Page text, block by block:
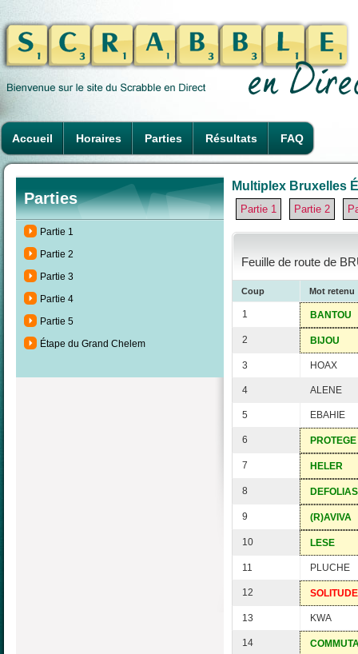
Accueil Horaires Parties Résultats FAQ
Parties
Partie 1
Partie 2
Partie 3
Partie 4
Partie 5
Étape du Grand Chelem
Multiplex Bruxelles
Partie 1 Partie 2
Feuille de route de
Coup Mot retenu
1 BANTOU
2 BIJOU
3 HOAX
4 ALENE
5 EBAHIE
6 PROTEGE
7 HELER
8 DEFOLIAS
9 (R)AVIVA
10 LESE
11 PLUCHE
12 SOLITUDE
13 KWA
14